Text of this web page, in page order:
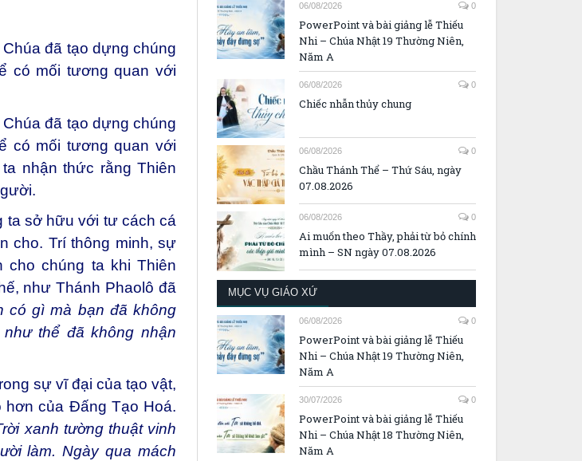
đã tạo dựng chúng
có mối tương quan với
đã tạo dựng chúng
có mối tương quan với
nhận thức rằng Thiên
ta sở hữu với tư cách cá
cho. Trí thông minh, sự
chúng ta khi Thiên
như Thánh Phaolô đã
có gì mà bạn đã không
thể đã không nhận
sự vĩ đại của tạo vật,
hơn của Đấng Tạo Hoá.
xanh tường thuật vinh
làm. Ngày qua mách
06/08/2026 0
PowerPoint và bài giảng lễ Thiếu
Nhi – Chúa Nhật 19 Thường Niên,
Năm A
06/08/2026 0
Chiếc nhẫn thủy chung
06/08/2026 0
Chầu Thánh Thể – Thứ Sáu, ngày
07.08.2026
06/08/2026 0
Ai muốn theo Thầy, phải từ bỏ chính
mình – SN ngày 07.08.2026
MỤC VỤ GIÁO XỨ
06/08/2026 0
PowerPoint và bài giảng lễ Thiếu
Nhi – Chúa Nhật 19 Thường Niên,
Năm A
30/07/2026 0
PowerPoint và bài giảng lễ Thiếu
Nhi – Chúa Nhật 18 Thường Niên,
Năm A